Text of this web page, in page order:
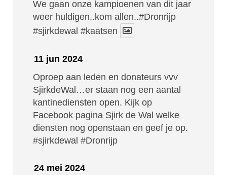
We gaan onze kampioenen van dit jaar
weer huldigen..kom allen..#Dronrijp
#sjirkdewal #kaatsen
11 jun 2024
Oproep aan leden en donateurs vvv
SjirkdeWal…er staan nog een aantal
kantinediensten open. Kijk op
Facebook pagina Sjirk de Wal welke
diensten nog openstaan en geef je op.
#sjirkdewal #Dronrijp
24 mei 2024